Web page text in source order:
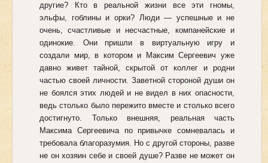
другие? Кто в реальной жизни все эти гномы,
эльфы, гоблины и орки? Люди — успешные и не
очень, счастливые и несчастные, компанейские и
одинокие. Они пришли в виртуальную игру и
создали мир, в котором и Максим Сергеевич уже
давно живет тайной, скрытой от коллег и родни
частью своей личности. Заветной стороной души он
не боялся этих людей и не видел в них опасности,
ведь столько было пережито вместе и столько всего
достигнуто. Только внешняя, реальная часть
Максима Сергеевича по привычке сомневалась и
требовала благоразумия. Но с другой стороны, разве
не он хозяин себе и своей душе? Разве не может он